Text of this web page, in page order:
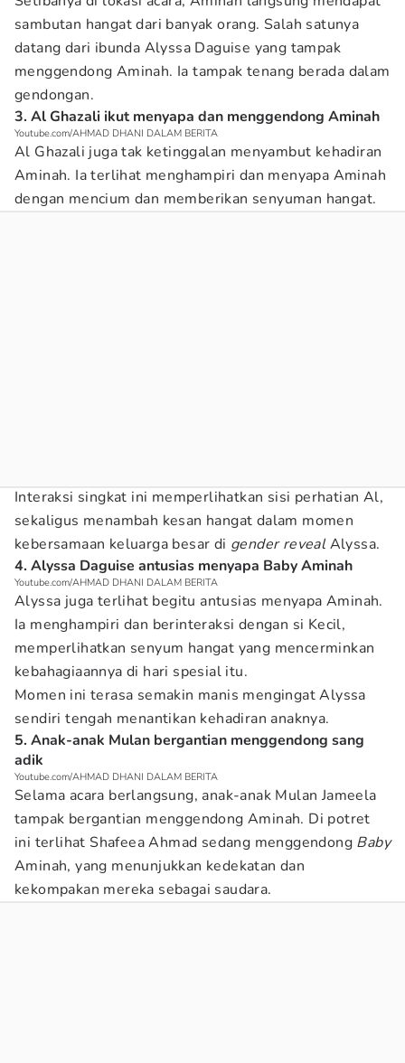
sambutan hangat dari banyak orang. Salah satunya
datang dari ibunda Alyssa Daguise yang tampak
menggendong Aminah. Ia tampak tenang berada dalam
gendongan.
3. Al Ghazali ikut menyapa dan menggendong Aminah
Youtube.com/AHMAD DHANI DALAM BERITA
Al Ghazali juga tak ketinggalan menyambut kehadiran
Aminah. Ia terlihat menghampiri dan menyapa Aminah
dengan mencium dan memberikan senyuman hangat.
Interaksi singkat ini memperlihatkan sisi perhatian Al,
sekaligus menambah kesan hangat dalam momen
kebersamaan keluarga besar di gender revealAlyssa.
4. Alyssa Daguise antusias menyapa Baby Aminah
Youtube.com/AHMAD DHANI DALAM BERITA
Alyssa juga terlihat begitu antusias menyapa Aminah.
Ia menghampiri dan berinteraksi dengan si Kecil,
memperlihatkan senyum hangat yang mencerminkan
kebahagiaannya di hari spesial itu.
Momen ini terasa semakin manis mengingat Alyssa
sendiri tengah menantikan kehadiran anaknya.
5. Anak-anak Mulan bergantian menggendong sang
adik
Youtube.com/AHMAD DHANI DALAM BERITA
Selama acara berlangsung, anak-anak Mulan Jameela
tampak bergantian menggendong Aminah. Di potret
ini terlihat Shafeea Ahmad sedang menggendong Baby
Aminah, yang menunjukkan kedekatan dan
kekompakan mereka sebagai saudara.